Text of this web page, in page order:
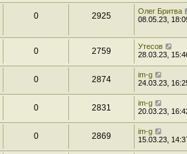
0 2925
Олег Бритва
08.05.23,
0 2759
Утесов
28.03.23,
0 2874
im-g
24.03.23,
0 2831
im-g
20.03.23,
0 2869
im-g
15.03.23,